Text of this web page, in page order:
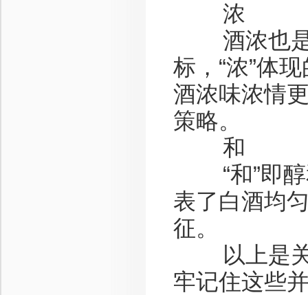
浓
酒浓也是
标，“浓”体
酒浓味浓情
策略。
和
“和”即醇
表了白酒均
征。
以上是关
牢记住这些